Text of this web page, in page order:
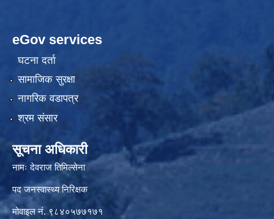
eGov services
घटना दर्ता
सामाजिक सुरक्षा
नागरिक वडापत्र
श्रम संसार
सूचना अधिकारी
नामः देवराज तिमिल्सेना
पद जनस्वास्थ्य निरिक्षक
मोवाइल नं. ९८४०५७७१७१